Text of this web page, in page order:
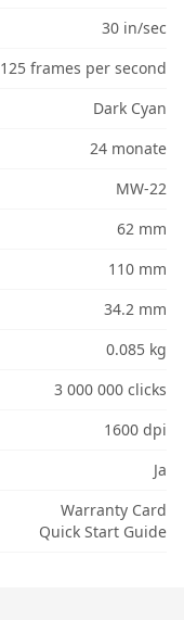
30 in/sec
125 frames per second
Dark Cyan
24 monate
MW-22
62 mm
110 mm
34.2 mm
0.085 kg
3 000 000 clicks
1600 dpi
Ja
Warranty Card
Quick Start Guide